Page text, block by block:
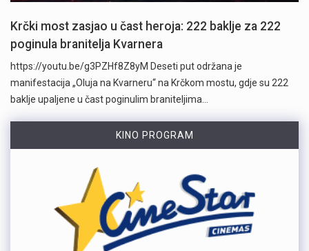
Krčki most zasjao u čast heroja: 222 baklje za 222
poginula branitelja Kvarnera
https://youtu.be/g3PZHf8Z8yM Deseti put održana je
manifestacija „Oluja na Kvarneru“ na Krčkom mostu, gdje su 222
baklje upaljene u čast poginulim braniteljima…
KINO PROGRAM